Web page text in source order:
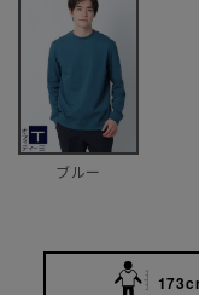
ブルー